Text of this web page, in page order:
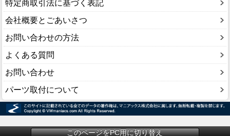
特定商取引法に基づく表記
会社概要とごあいさつ
お問い合わせの方法
よくある質問
お問い合わせ
パーツ取付について
このページをPC用に切り替え